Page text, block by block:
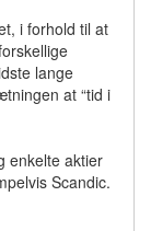
i forhold til at
lange
at “tid i
enkelte aktier
Scandic.